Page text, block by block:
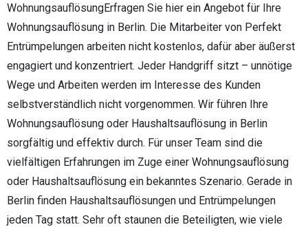
WohnungsauflösungErfragen Sie hier ein Angebot für Ihre
Wohnungsauflösung in Berlin. Die Mitarbeiter von Perfekt
Entrümpelungen arbeiten nicht kostenlos, dafür aber äußerst
engagiert und konzentriert. Jeder Handgriff sitzt – unnötige
Wege und Arbeiten werden im Interesse des Kunden
selbstverständlich nicht vorgenommen. Wir führen Ihre
Wohnungsauflösung oder Haushaltsauflösung in Berlin
sorgfältig und effektiv durch. Für unser Team sind die
vielfältigen Erfahrungen im Zuge einer Wohnungsauflösung
oder Haushaltsauflösung ein bekanntes Szenario. Gerade in
Berlin finden Haushaltsauflösungen und Entrümpelungen
jeden Tag statt. Sehr oft staunen die Beteiligten, wie viele